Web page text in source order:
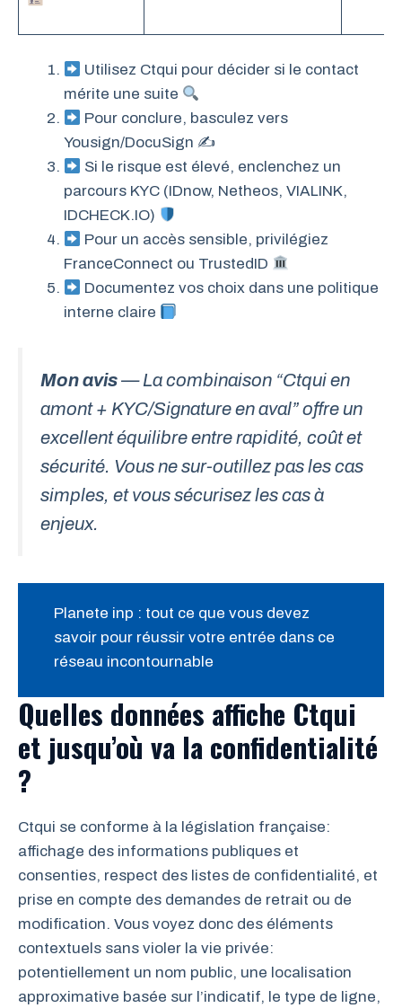
Utilisez Ctqui pour décider si le contact
mérite une suite
Pour conclure, basculez vers
Yousign/DocuSign ✍
Si le risque est élevé, enclenchez un
parcours KYC (IDnow, Netheos, VIALINK,
IDCHECK.IO)
Pour un accès sensible, privilégiez
FranceConnect ou TrustedID
Documentez vos choix dans une politique
interne claire
Mon avis— La combinaison “Ctqui en
amont + KYC/Signature en aval” offre un
excellent équilibre entre rapidité, coût et
sécurité. Vous ne sur-outillez pas les cas
simples, et vous sécurisez les cas à
enjeux.
Planete inp : tout ce que vous devez
savoir pour réussir votre entrée dans ce
réseau incontournable
Quelles données affiche Ctqui
et jusqu’où va la confidentialité
?
Ctqui se conforme à la législation française:
affichage des informations publiques et
consenties, respect des listes de confidentialité, et
prise en compte des demandes de retrait ou de
modification. Vous voyez donc des éléments
contextuels sans violer la vie privée:
potentiellement un nom public, une localisation
approximative basée sur l’indicatif, le type de ligne,